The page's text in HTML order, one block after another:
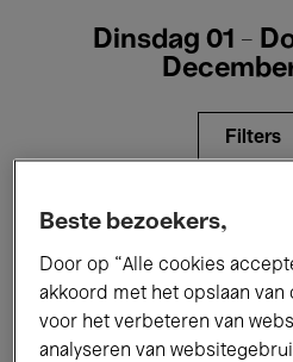
Dinsdag 01 -
Filters
Alle evenementen
Tentoonstellingen
Performances
Beste bezoekers,
Door op “Alle cookies
akkoord met het opslaan van
voor het verbeteren van
analyseren van